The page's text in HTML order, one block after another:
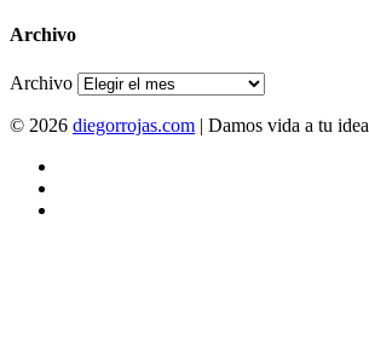
Archivo
Archivo
© 2026 diegorrojas.com | Damos vida a tu idea